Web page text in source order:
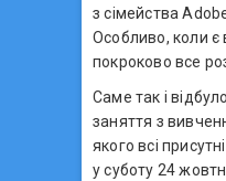
з сімейства
Особливо, коли є
покроково все
Саме так і
заняття з
якого всі
у суботу 24